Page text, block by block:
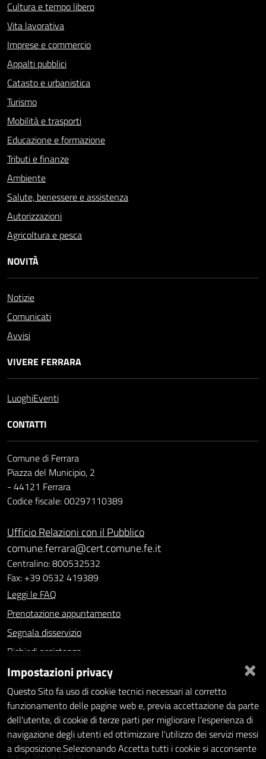
Cultura e tempo libero
Vita lavorativa
Imprese e commercio
Appalti pubblici
Catasto e urbanistica
Turismo
Mobilità e trasporti
Educazione e formazione
Tributi e finanze
Ambiente
Salute, benessere e assistenza
Autorizzazioni
Agricoltura e pesca
NOVITÀ
Notizie
Comunicati
Avvisi
VIVERE FERRARA
LuoghiEventi
CONTATTI
Comune di Ferrara
Piazza del Municipio, 2
- 44121 Ferrara
Codice fiscale: 00297110389
Ufficio Relazioni con il Pubblico
comune.ferrara@cert.comune.fe.it
Centralino: 800532532
Fax: +39 0532 419389
Leggi le FAQ
Prenotazione appuntamento
Segnala disservizio
Richiedi assistenza
Statistiche dei Siti web
Intranet - accesso riservato
Amministrazione trasparente
Informativa privacy
Social Media Policy
×
Impostazioni privacy
Questo Sito fa uso di cookie tecnici necessari al corretto
funzionamento delle pagine web e, previa accettazione da parte
dell'utente, di cookie di terze parti per migliorare l'esperienza di
navigazione degli utenti ed ottimizzare l'utilizzo dei servizi messi
a disposizione.Selezionando Accetta tutti i cookie si acconsente